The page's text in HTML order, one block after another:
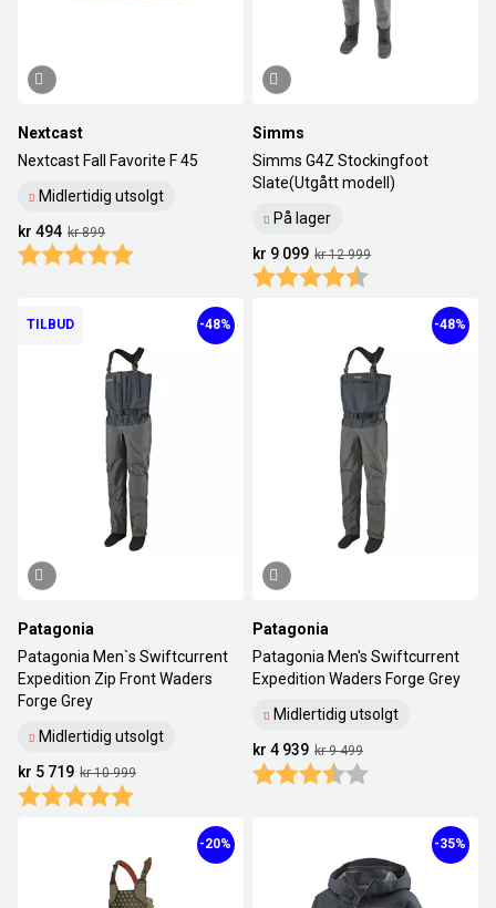
Nextcast
Nextcast Fall Favorite F 45
Midlertidig utsolgt
kr 899
kr 494
Karakter:
Simms
Simms G4Z Stockingfoot
Slate(Utgått modell)
På lager
kr 12 999
kr 9 099
Karakter:
TILBUD
Patagonia
Patagonia Men`s Swiftcurrent
Expedition Zip Front Waders
Forge Grey
Midlertidig utsolgt
-48%
kr 10 999
kr 5 719
Karakter:
Patagonia
Patagonia Men's Swiftcurrent
Expedition Waders Forge Grey
Midlertidig utsolgt
-48%
kr 9 499
kr 4 939
Karakter:
-20% -35%